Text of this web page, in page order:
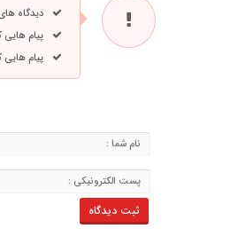
دیدگاه
پیام
پیام هایی